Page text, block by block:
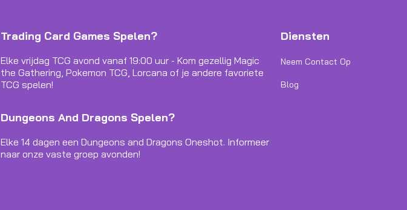
Trading Card Games Spelen?
Elke vrijdag TCG avond vanaf 19:00 uur - Kom gezellig Magic
the Gathering, Pokemon TCG, Lorcana of je andere favoriete
TCG spelen!
Dungeons And Dragons Spelen?
Elke 14 dagen een Dungeons and Dragons Oneshot. Informeer
naar onze vaste groep avonden!
Diensten
Neem Contact Op
Blog